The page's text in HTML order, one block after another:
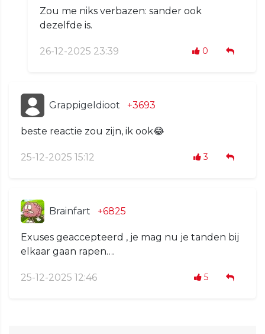
Zou me niks verbazen: sander ook
dezelfde is.
26-12-2025 23:39 0
GrappigeIdioot +3693
beste reactie zou zijn, ik ook😂
25-12-2025 15:12 3
Brainfart +6825
Exuses geaccepteerd , je mag nu je tanden bij
elkaar gaan rapen….
25-12-2025 12:46 5